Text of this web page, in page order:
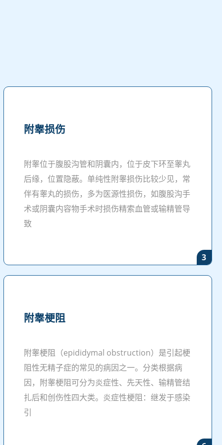
附睾损伤
附睾位于腹股沟管和阴囊内，位于皮下环至睾丸
后缘，位置隐蔽。单纯性附睾损伤比较少见，常
伴有睾丸的损伤，多为医源性损伤，如腹股沟手
术或阴囊内容物手术时损伤精索血管或输精管导
致
3
附睾梗阻
附睾梗阻（epididymal obstruction）是引起梗
阻性无精子症的常见的病因之一。分类根据病
因，附睾梗阻可分为炎症性、先天性、输精管结
扎后和创伤性四大类。炎症性梗阻：继发于感染
引